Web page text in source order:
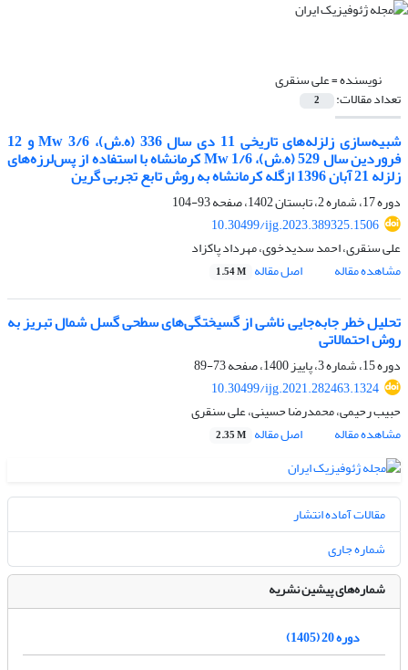
نویسنده =علی سنقری
تعداد مقالات: 2
شبیه‌سازی زلزله‌های تاریخی 11 دی سال 336 (ه.ش)، 3/6 Mw و 12
فروردین سال 529 (ه.ش)، 1/6 Mw کرمانشاه با استفاده از پس‌لرزه‌های
زلزله 21 آبان 1396 ازگله کرمانشاه به روش تابع تجربی گرین
دوره 17، شماره 2، تابستان 1402، صفحه
93-104
10.30499/ijg.2023.389325.1506
علی سنقری، احمد سدیدخوی، مهرداد پاکزاد
مشاهده مقاله
اصل مقاله 1.54 M
تحلیل‌ خطر جابه‌جایی ناشی از گسیختگی‌های سطحی گسل شمال تبریز به
روش احتمالاتی
دوره 15، شماره 3، پاییز 1400، صفحه
73-89
10.30499/ijg.2021.282463.1324
حبیب رحیمی، محمدرضا حسینی، علی سنقری
مشاهده مقاله
اصل مقاله 2.35 M
مقالات آماده انتشار
شماره جاری
شماره‌های پیشین نشریه
دوره 20 (1405)